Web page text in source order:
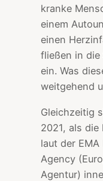
kranke
einem
einen
fließen in
ein. Was
weitgehend
Gleichzeitig
2021, als die
laut der
Agency
Agentur)